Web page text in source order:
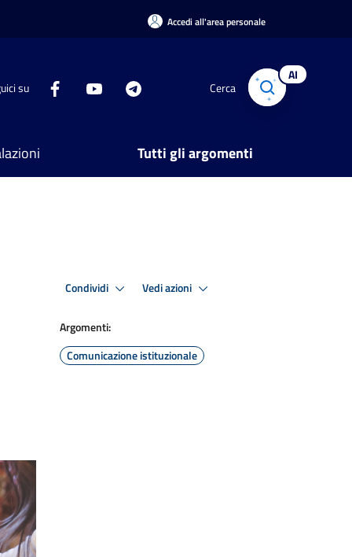
Accedi all'area personale
su Cerca
AI
Tutti gli argomenti
Condividi Vedi azioni
Argomenti:
Comunicazione istituzionale